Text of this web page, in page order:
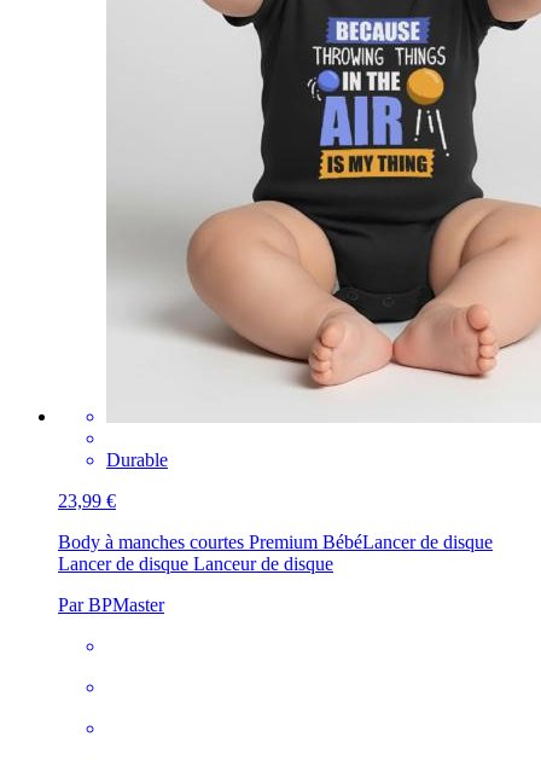
Durable
23,99 €
Body à manches courtes Premium BébéLancer de disque
Lancer de disque Lanceur de disque
Par BPMaster